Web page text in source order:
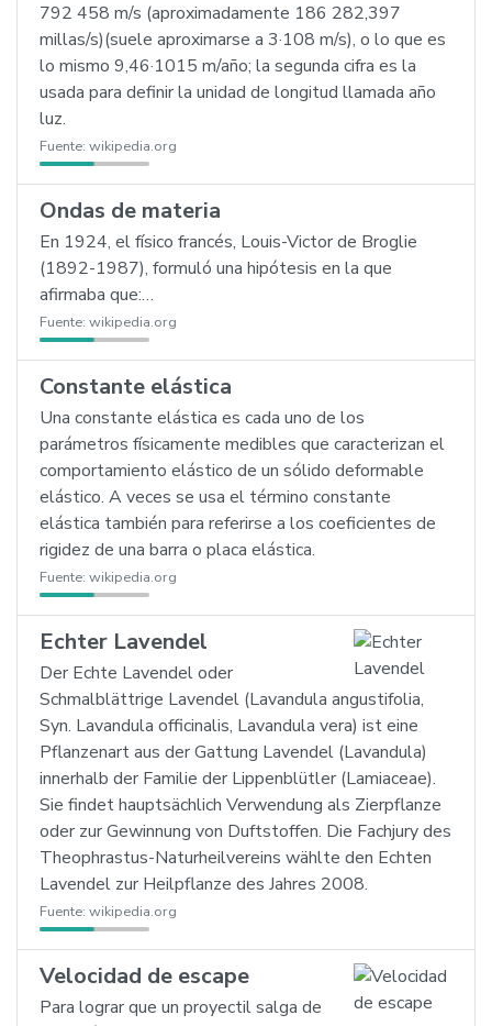
792 458 m/s (aproximadamente 186 282,397
millas/s)(suele aproximarse a 3·108 m/s), o lo que es
lo mismo 9,46·1015 m/año; la segunda cifra es la
usada para definir la unidad de longitud llamada año
luz.
Fuente: wikipedia.org
Ondas de materia
En 1924, el físico francés, Louis-Victor de Broglie
(1892-1987), formuló una hipótesis en la que
afirmaba que:…
Fuente: wikipedia.org
Constante elástica
Una constante elástica es cada uno de los
parámetros físicamente medibles que caracterizan el
comportamiento elástico de un sólido deformable
elástico. A veces se usa el término constante
elástica también para referirse a los coeficientes de
rigidez de una barra o placa elástica.
Fuente: wikipedia.org
Echter Lavendel
Der Echte Lavendel oder
Schmalblättrige Lavendel (Lavandula angustifolia,
Syn. Lavandula officinalis, Lavandula vera) ist eine
Pflanzenart aus der Gattung Lavendel (Lavandula)
innerhalb der Familie der Lippenblütler (Lamiaceae).
Sie findet hauptsächlich Verwendung als Zierpflanze
oder zur Gewinnung von Duftstoffen. Die Fachjury des
Theophrastus-Naturheilvereins wählte den Echten
Lavendel zur Heilpflanze des Jahres 2008.
Fuente: wikipedia.org
Velocidad de escape
Para lograr que un proyectil salga de